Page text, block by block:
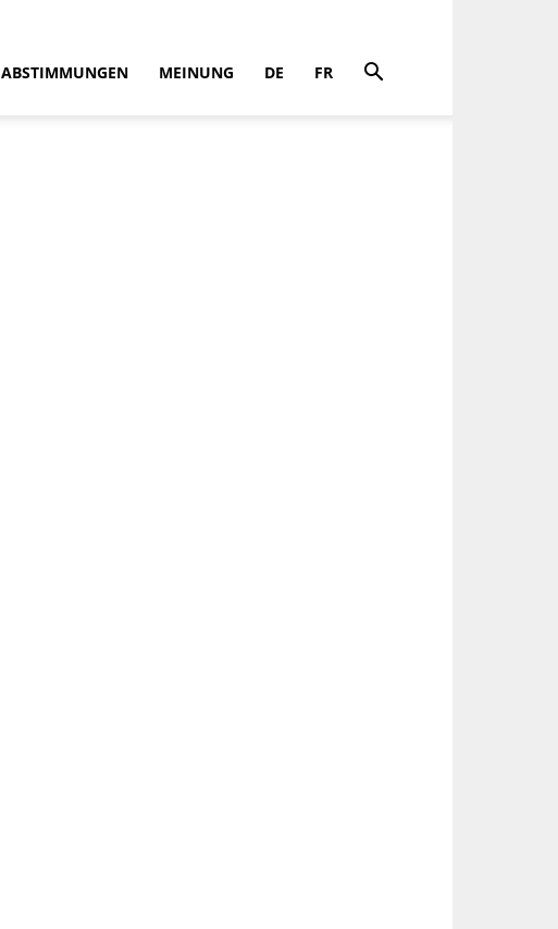
ABSTIMMUNGEN MEINUNG DE FR